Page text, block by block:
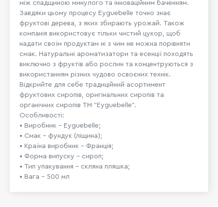
між спадщиною минулого та інноваційним баченням.
Завдяки цьому процесу Eyguebelle точно знає
фруктові дерева, з яких збирають урожай. Також
компанія використовує тільки чистий цукор, щоб
надати своїм продуктам ні з чим не можна порівняти
смак. Натуральні ароматизатори та есенції походять
виключно з фруктів або рослин та концентруються з
використанням різних чудово освоєних технік.
Відкрийте для себе традиційний асортимент
фруктових сиропів, оригінальних сиропів та
органічних сиропів ТМ "Eyguebelle".
Особливості:
• Виробник – Eyguebelle;
• Смак – фундук (ліщина);
• Країна виробник – Франція;
• Форма випуску – сироп;
• Тип упакування – скляна пляшка;
• Вага – 500 мл